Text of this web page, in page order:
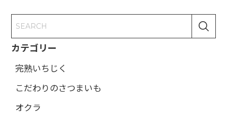
カテゴリー
完熟いちじく
こだわりのさつまいも
オクラ